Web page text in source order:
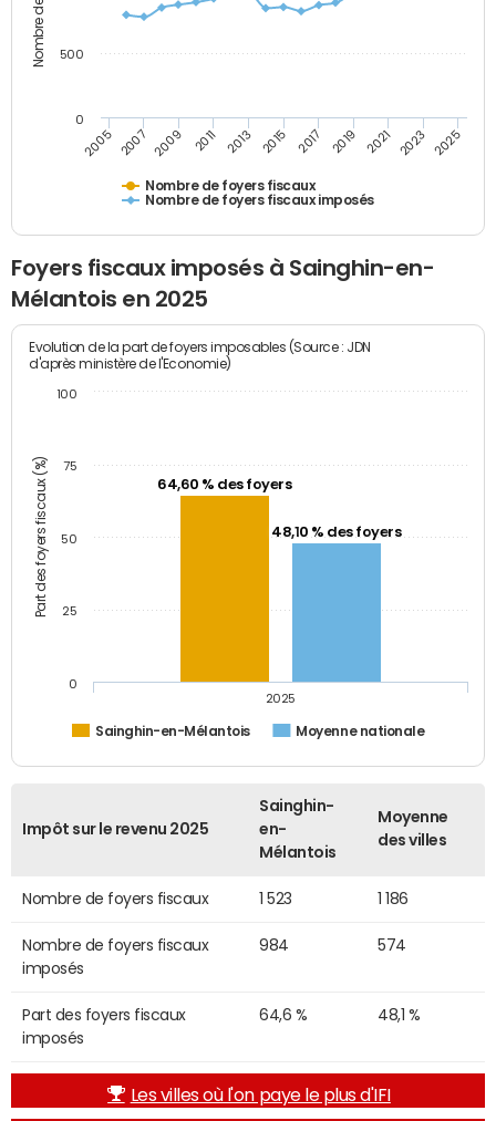
Nombre de foyers fiscaux
Nombre de foyers fiscaux imposés
2005 2007 2009 2011 2013 2015 2017 2019 2021 2023 2025
0
500
Foyers fiscaux imposés à Sainghin-en-
Mélantois en 2025
Part des foyers fiscaux (%)
Evolution de la part de foyers imposables (Source : JDN
d'après ministère de l'Economie)
64,60 % des foyers
48,10 % des foyers
Sainghin-en-Mélantois Moyenne nationale
2025
0
25
50
75
100
Impôt sur le revenu 2025
Sainghin-
en-
Mélantois
Moyenne
des villes
Nombre de foyers fiscaux 1 523 1 186
Nombre de foyers fiscaux
imposés
984 574
Part des foyers fiscaux
imposés
64,6 % 48,1 %
Les villes où l'on paye le plus d'IFI